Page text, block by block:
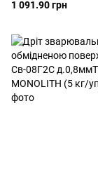
1 091.90 грн